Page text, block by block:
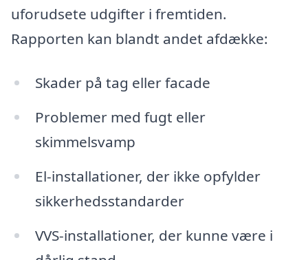
uforudsete udgifter i fremtiden.
Rapporten kan blandt andet afdække:
Skader på tag eller facade
Problemer med fugt eller
skimmelsvamp
El-installationer, der ikke opfylder
sikkerhedsstandarder
VVS-installationer, der kunne være i